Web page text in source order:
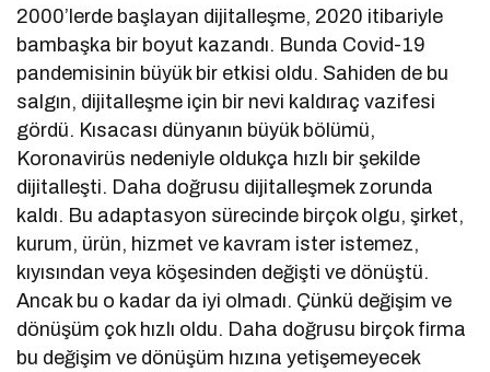
2000’lerde başlayan dijitalleşme, 2020 itibariyle
bambaşka bir boyut kazandı. Bunda Covid-19
pandemisinin büyük bir etkisi oldu. Sahiden de bu
salgın, dijitalleşme için bir nevi kaldıraç vazifesi
gördü. Kısacası dünyanın büyük bölümü,
Koronavirüs nedeniyle oldukça hızlı bir şekilde
dijitalleşti. Daha doğrusu dijitalleşmek zorunda
kaldı. Bu adaptasyon sürecinde birçok olgu, şirket,
kurum, ürün, hizmet ve kavram ister istemez,
kıyısından veya köşesinden değişti ve dönüştü.
Ancak bu o kadar da iyi olmadı. Çünkü değişim ve
dönüşüm çok hızlı oldu. Daha doğrusu birçok firma
bu değişim ve dönüşüm hızına yetişemeyecek